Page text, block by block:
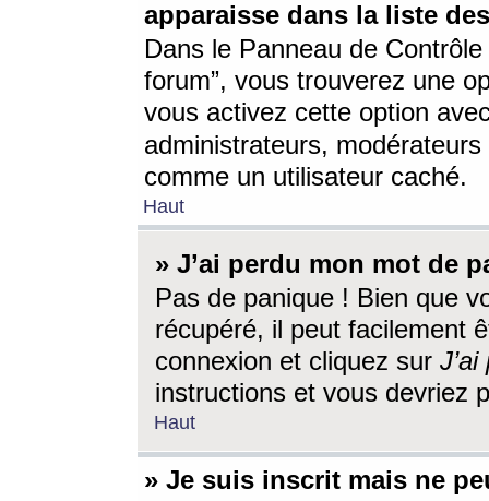
apparaisse dans la liste
Dans le Panneau de
forum”, vous trouverez une
vous activez cette option
administrateurs,
comme un utilisateur caché.
Haut
» J’ai perdu mon mot de
Pas de panique ! Bien que
récupéré, il peut facilement
connexion et cliquez sur
instructions et vous devriez
Haut
» Je suis inscrit mais ne